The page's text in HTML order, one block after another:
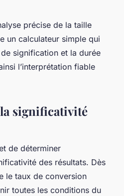
précise de la taille
un calculateur simple qui
signification et la durée
l’interprétation fiable
significativité
de déterminer
des résultats. Dès
le taux de conversion
toutes les conditions du